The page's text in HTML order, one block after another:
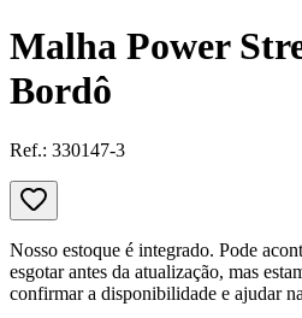
Malha Power
Bordô
Ref.: 330147-3
Nosso estoque é integrado. Pode
esgotar antes da atualização, mas
confirmar a disponibilidade e ajudar